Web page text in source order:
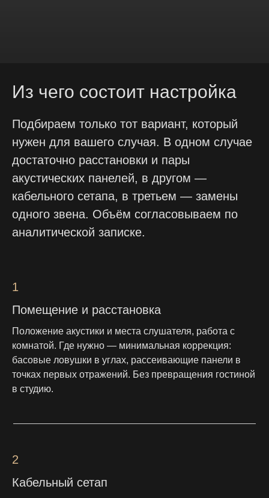
Из чего состоит настройка
Подбираем только тот вариант, который
нужен для вашего случая. В одном случае
достаточно расстановки и пары
акустических панелей, в другом —
кабельного сетапа, в третьем — замены
одного звена. Объём согласовываем по
аналитической записке.
1
Помещение и расстановка
Положение акустики и места слушателя, работа с
комнатой. Где нужно — минимальная коррекция:
басовые ловушки в углах, рассеивающие панели в
точках первых отражений. Без превращения гостиной
в студию.
2
Кабельный сетап